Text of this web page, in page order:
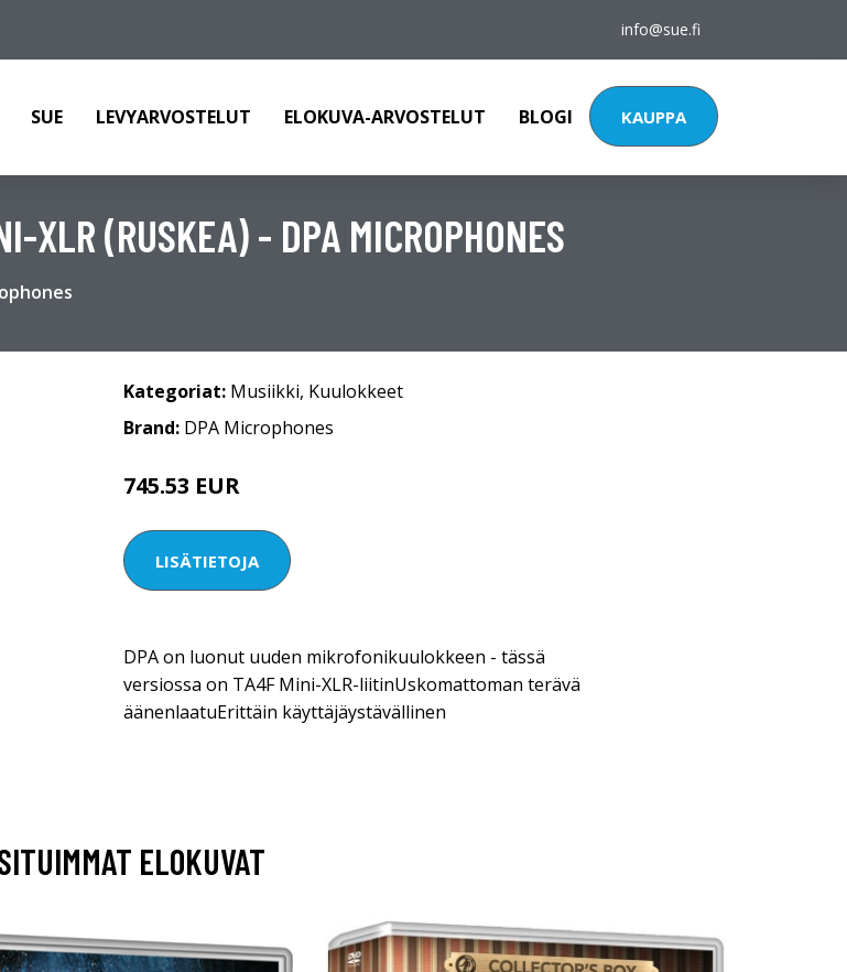
info@sue.fi
SUE LEVYARVOSTELUT ELOKUVA-ARVOSTELUT BLOGI KAUPPA
XLR (RUSKEA) - DPA MICROPHONES
Kategoriat: Musiikki, Kuulokkeet
Brand: DPA Microphones
745.53 EUR
LISÄTIETOJA
DPA on luonut uuden mikrofonikuulokkeen - tässä
versiossa on TA4F Mini-XLR-liitinUskomattoman terävä
äänenlaatuErittäin käyttäjäystävällinen
ELOKUVAT